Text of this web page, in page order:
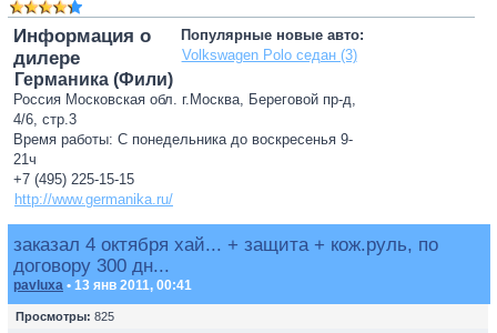
Популярные новые авто:
Volkswagen Polo седан (3)
Информация о
дилере
Германика (Фили)
Россия Московская обл. г.Москва, Береговой пр-д,
4/6, стр.3
Время работы: С понедельника до воскресенья 9-
21ч
+7 (495) 225-15-15
http://www.germanika.ru/
заказал 4 октября хай... + защита + кож.руль, по
договору 300 дн...
pavluxa • 13 янв 2011, 00:41
Просмотры: 825